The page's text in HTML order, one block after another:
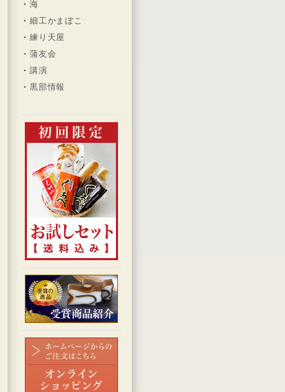
海
細工かまぼこ
練り天屋
蒲友会
講演
黒部情報